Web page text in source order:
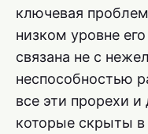
ключевая
низком уровне
связана не с
неспособностью
все эти прорехи
которые скрыты в